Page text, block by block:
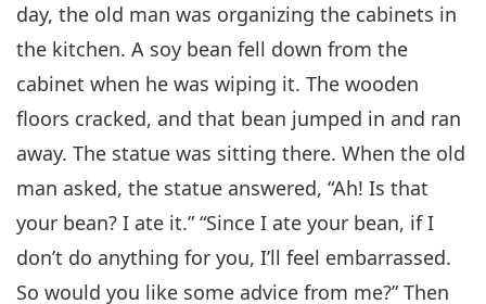
day, the old man was organizing the cabinets in
the kitchen. A soy bean fell down from the
cabinet when he was wiping it. The wooden
floors cracked, and that bean jumped in and ran
away. The statue was sitting there. When the old
man asked, the statue answered, “Ah! Is that
your bean? I ate it.” “Since I ate your bean, if I
don’t do anything for you, I’ll feel embarrassed.
So would you like some advice from me?” Then